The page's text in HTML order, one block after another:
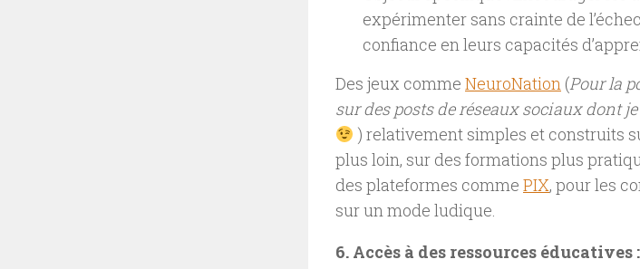
expérimenter sans crainte de
confiance en leurs capacités
Des jeux comme NeuroNation (Pour la
sur des posts de réseaux sociaux dont
) relativement simples et construits
plus loin, sur des formations plus
des plateformes comme PIX, pour les
sur un mode ludique.
6. Accès à des ressources éducatives :